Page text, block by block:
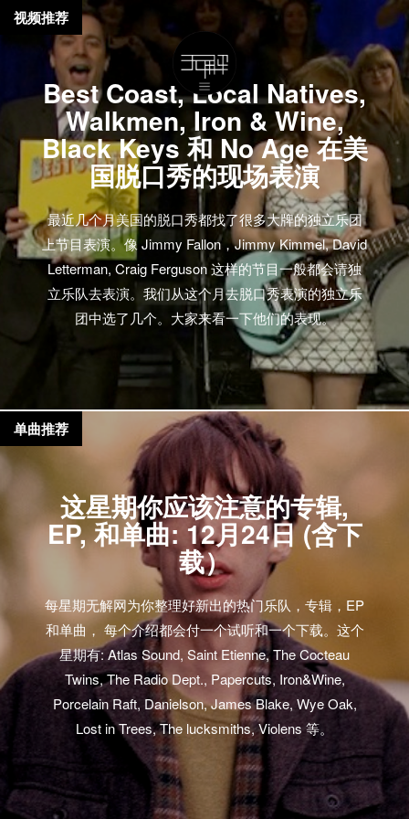
Best Coast, Local Natives,
Walkmen, Iron & Wine,
Black Keys 和 No Age 在美
国脱口秀的现场表演
最近几个月美国的脱口秀都找了很多大牌的独立乐团
上节目表演。像 Jimmy Fallon，Jimmy Kimmel, David
Letterman, Craig Ferguson 这样的节目一般都会请独
立乐队去表演。我们从这个月去脱口秀表演的独立乐
团中选了几个。大家来看一下他们的表现。
视频推荐
这星期你应该注意的专辑,
EP, 和单曲: 12月24日 (含下
载）
每星期无解网为你整理好新出的热门乐队，专辑，EP
和单曲， 每个介绍都会付一个试听和一个下载。这个
星期有: Atlas Sound, Saint Etienne, The Cocteau
Twins, The Radio Dept., Papercuts, Iron&Wine,
Porcelain Raft, Danielson, James Blake, Wye Oak,
Lost in Trees, The lucksmiths, Violens 等。
单曲推荐